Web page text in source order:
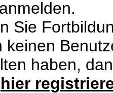
Sie
keinen
haben,
hier